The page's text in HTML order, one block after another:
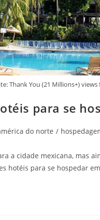
Thank You (21 Millions+)
para se
do norte /
a cidade mexicana, mas
hotéis para se hospedar